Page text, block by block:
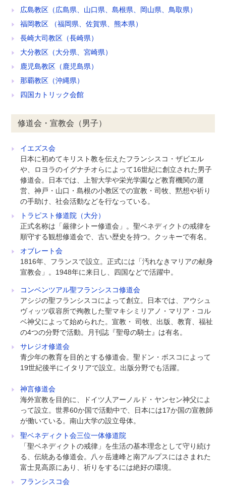
広島教区（広島県、山口県、島根県、岡山県、鳥取県）
福岡教区 （福岡県、佐賀県、熊本県）
長崎大司教区（長崎県）
大分教区（大分県、宮崎県）
鹿児島教区（鹿児島県）
那覇教区（沖縄県）
四国カトリック会館
修道会・宣教会（男子）
イエズス会
日本に初めてキリスト教を伝えたフランシスコ・ザビエル
や、ロヨラのイグナチオらによって16世紀に創立された男子
修道会。日本では、上智大学や栄光学園など教育機関の運
営、神戸・山口・島根の小教区での宣教・司牧、黙想や祈り
の手助け、社会活動などを行なっている。
トラピスト修道院（大分）
正式名称は「厳律シトー修道会」。聖ベネディクトの戒律を
順守する観想修道会で、古い歴史を持つ。クッキーで有名。
オブレート会
1816年、フランスで設立。正式には「汚れなきマリアの献身
宣教会」。1948年に来日し、四国などで活躍中。
コンベンツアル聖フランシスコ修道会
アシジの聖フランシスコによって創立。日本では、アウシュ
ヴィッツ収容所で殉教した聖マキシミリアノ・マリア・コル
ベ神父によって始められた。宣教・ 司牧、出版、教育、福祉
の4つの分野で活動。月刊誌『聖母の騎士』は有名。
サレジオ修道会
青少年の教育を目的とする修道会。聖ドン・ボスコによって
19世紀後半にイタリアで設立。出版分野でも活躍。
神言修道会
海外宣教を目的に、ドイツ人アーノルド・ヤンセン神父によ
って設立。世界60か国で活動中で、日本には17か国の宣教師
が働いている。南山大学の設立母体。
聖ベネディクト会三位一体修道院
「聖ベネディクトの戒律」を生活の基本理念として守り続け
る、伝統ある修道会。八ヶ岳連峰と南アルプスにはさまれた
富士見高原にあり、祈りをするには絶好の環境。
フランシスコ会